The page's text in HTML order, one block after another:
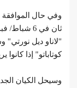
وفي حال الموافقة
ثان في 6
"لاناو ديل
كوتاباتو" إذا
وسيحل الكيان